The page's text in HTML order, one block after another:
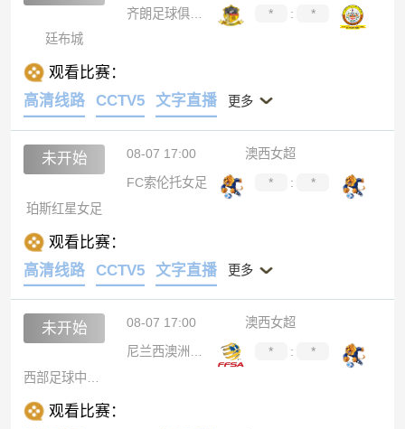
齐朗足球俱乐部
* :
*
廷布城
观看比赛：
高清线路
CCTV5 文字直播 更多
未开始 08-07 17:00
澳西女超
FC索伦托女足
* :
*
珀斯红星女足
观看比赛：
高清线路
CCTV5 文字直播 更多
未开始 08-07 17:00
澳西女超
* :
*
观看比赛：